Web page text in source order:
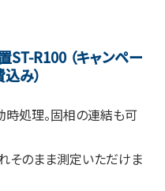
R100 （キャンペー
み）
処理。固相の連結も可
そのまま測定いただけま